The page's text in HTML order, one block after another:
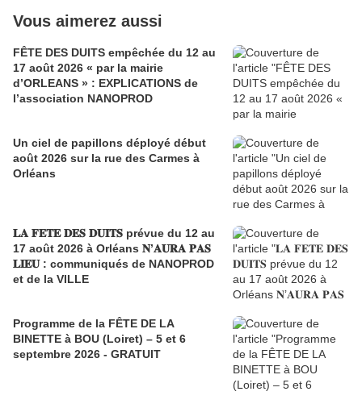
Vous aimerez aussi
FÊTE DES DUITS empêchée du 12 au
17 août 2026 « par la mairie
d’ORLEANS » : EXPLICATIONS de
l’association NANOPROD
Un ciel de papillons déployé début
août 2026 sur la rue des Carmes à
Orléans
𝐋𝐀 𝐅𝐄𝐓𝐄 𝐃𝐄𝐒 𝐃𝐔𝐈𝐓𝐒 prévue du 12 au
17 août 2026 à Orléans 𝐍’𝐀𝐔𝐑𝐀 𝐏𝐀𝐒
𝐋𝐈𝐄𝐔 : communiqués de NANOPROD
et de la VILLE
Programme de la FÊTE DE LA
BINETTE à BOU (Loiret) – 5 et 6
septembre 2026 - GRATUIT